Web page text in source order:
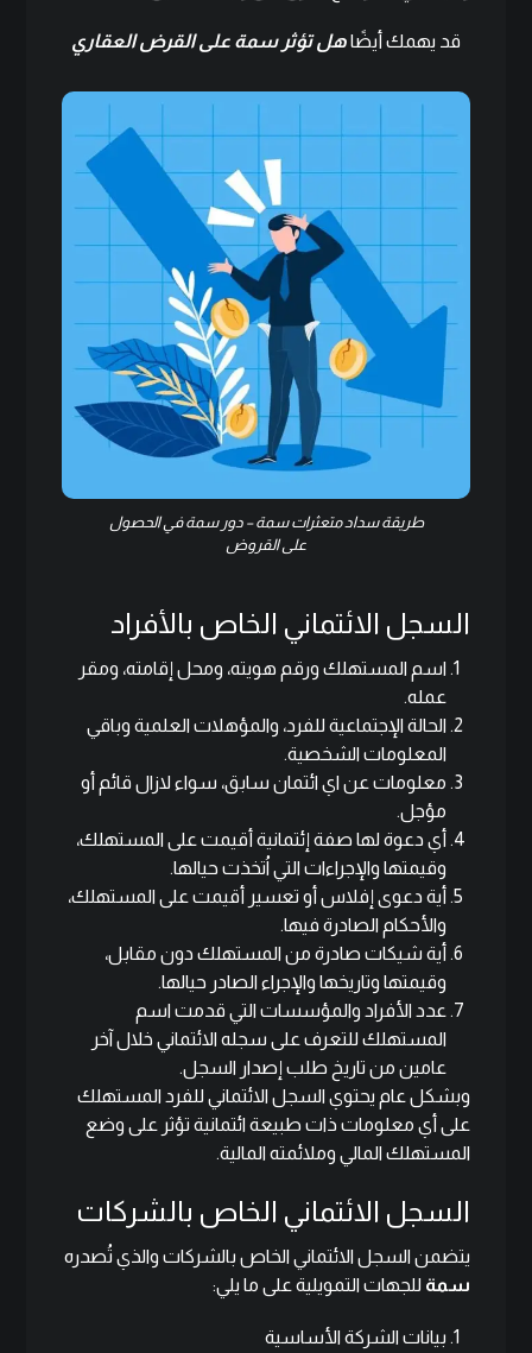
قد يهمك أيضًاهل تؤثر سمة على القرض العقاري
طريقة سداد متعثرات سمة – دور سمة في الحصول
على القروض
السجل الائتماني الخاص بالأفراد
اسم المستهلك ورقم هويته، ومحل إقامته، ومقر
عمله.
الحالة الإجتماعية للفرد، والمؤهلات العلمية وباقي
المعلومات الشخصية.
معلومات عن اي ائتمان سابق، سواء لازال قائم أو
مؤجل.
أي دعوة لها صفة إئتمانية أقيمت على المستهلك،
وقيمتها والإجراءات التي اُتخذت حيالها.
أية دعوى إفلاس أو تعسير أقيمت على المستهلك،
والأحكام الصادرة فيها.
أية شيكات صادرة من المستهلك دون مقابل،
وقيمتها وتاريخها والإجراء الصادر حيالها.
عدد الأفراد والمؤسسات التي قدمت اسم
المستهلك للتعرف على سجله الائتماني خلال آخر
عامين من تاريخ طلب إصدار السجل.
وبشكل عام يحتوي السجل الائتماني للفرد المستهلك
على أي معلومات ذات طبيعة ائتمانية تؤثر على وضع
المستهلك المالي وملائمته المالية.
السجل الائتماني الخاص بالشركات
يتضمن السجل الائتماني الخاص بالشركات والذي تُصدره
سمة للجهات التمويلية على ما يلي:
بيانات الشركة الأساسية